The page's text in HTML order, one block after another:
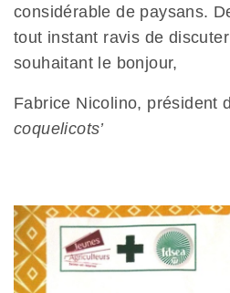
considérable de paysans.
tout instant ravis de
souhaitant le bonjour,
Fabrice Nicolino, président
coquelicots’